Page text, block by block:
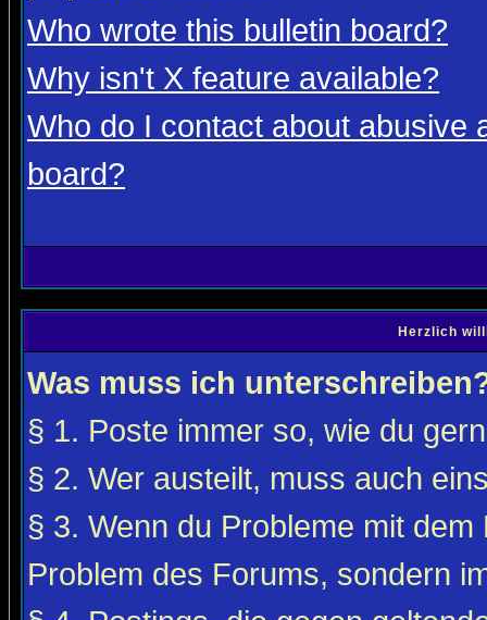
Who wrote this bulletin board?
Why isn't X feature available?
Who do I contact about abusive
board?
Herzlich
Was muss ich
§ 1. Poste immer so, wie du
§ 2. Wer austeilt, muss auch
§ 3. Wenn du Probleme mit
Problem des Forums, sondern